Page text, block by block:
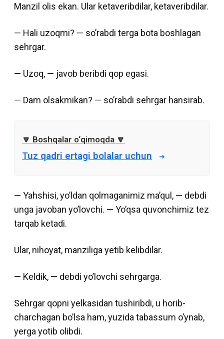
Manzil olis ekan. Ular ketaveribdilar, ketaveribdilar.
— Hali uzoqmi? — so’rabdi terga bota boshlagan
sehrgar.
— Uzoq, — javob beribdi qop egasi.
— Dam olsakmikan? — so’rabdi sehrgar hansirab.
Tuz qadri ertagi bolalar uchun
— Yahshisi, yo’ldan qolmaganimiz ma’qul, — debdi
unga javoban yo’lovchi. — Yo’qsa quvonchimiz tez
tarqab ketadi.
Ular, nihoyat, manziliga yetib kelibdilar.
— Keldik, — debdi yo’lovchi sehrgarga.
Sehrgar qopni yelkasidan tushiribdi, u horib-
charchagan bo’lsa ham, yuzida tabassum o’ynab,
yerga yotib olibdi.